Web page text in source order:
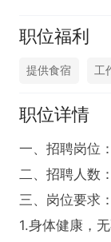
职位福利
提供食宿 工
职位详情
一、招聘岗位
二、招聘人数
三、岗位要求：
1.身体健康，